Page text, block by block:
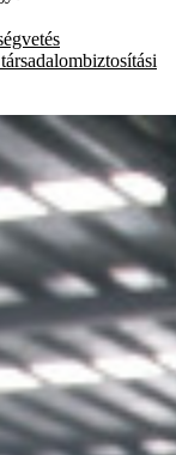
társadalombiztosítási